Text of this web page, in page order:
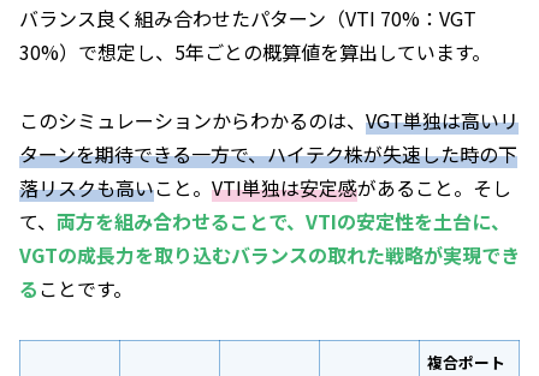
バランス良く組み合わせたパターン（VTI 70%：VGT
30%）で想定し、5年ごとの概算値を算出しています。
このシミュレーションからわかるのは、 VGT単独は高いリ
ターンを期待できる一方で、ハイテク株が失速した時の下
落リスクも高いこと。 VTI単独は安定感があること。そし
て、 両方を組み合わせることで、VTIの安定性を土台に、
VGTの成長力を取り込むバランスの取れた戦略が実現でき
ることです。
複合ポート